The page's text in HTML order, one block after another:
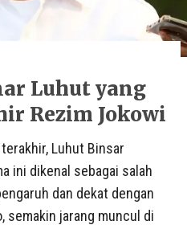
Luhut yang
Rezim Jokowi
Luhut Binsar
ini dikenal sebagai salah
dan dekat dengan
semakin jarang muncul di